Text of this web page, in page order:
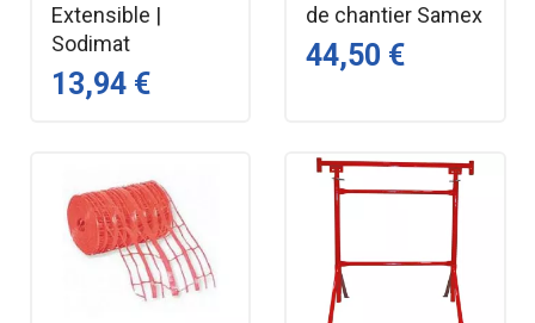
Extensible |
Sodimat
13,94 €
de chantier Samex
44,50 €